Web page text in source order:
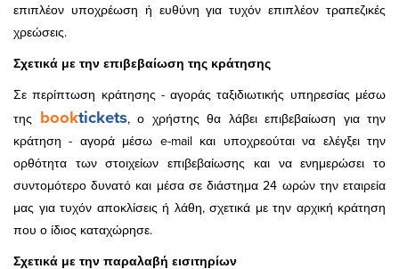
επιπλέον υποχρέωση ή ευθύνη για τυχόν επιπλέον τραπεζικές
χρεώσεις.
Σχετικά με την επιβεβαίωση της κράτησης
Σε περίπτωση κράτησης - αγοράς ταξιδιωτικής υπηρεσίας μέσω
της booktickets, ο χρήστης θα λάβει επιβεβαίωση για την
κράτηση - αγορά μέσω e-mail και υποχρεούται να ελέγξει την
ορθότητα των στοιχείων επιβεβαίωσης και να ενημερώσει το
συντομότερο δυνατό και μέσα σε διάστημα 24 ωρών την εταιρεία
μας για τυχόν αποκλίσεις ή λάθη, σχετικά με την αρχική κράτηση
που ο ίδιος καταχώρησε.
Σχετικά με την παραλαβή εισιτηρίων